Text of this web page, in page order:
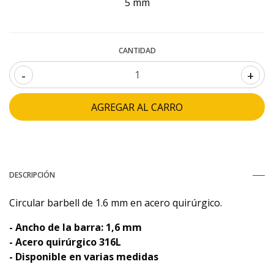
CANTIDAD
- +
DESCRIPCIÓN
Circular barbell de 1.6 mm en acero quirúrgico.
- Ancho de la barra: 1,6 mm
- Acero quirúrgico 316L
- Disponible en varias medidas